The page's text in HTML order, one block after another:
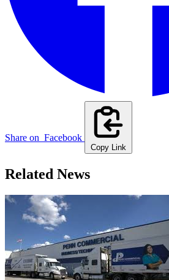
Share on Facebook
Copy Link
Related News